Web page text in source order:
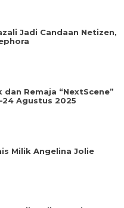
Jadi Candaan Netizen,
Remaja “NextScene”
Agustus 2025
Milik Angelina Jolie